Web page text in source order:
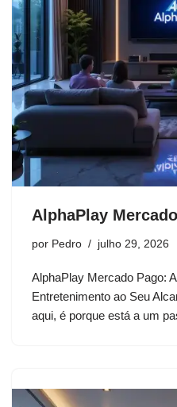
AlphaPlay
por Pedro julho 29, 2026
AlphaPlay Mercado Pago:
Entretenimento ao Seu
aqui, é porque está a um